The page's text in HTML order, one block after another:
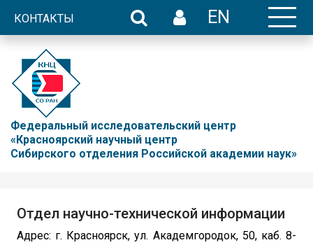
КОНТАКТЫ EN
Федеральный исследовательский центр
«Красноярский научный центр
Сибирского отделения Российской академии наук»
Отдел научно-технической информации
Адрес: г. Красноярск, ул. Академгородок, 50, каб. 8-